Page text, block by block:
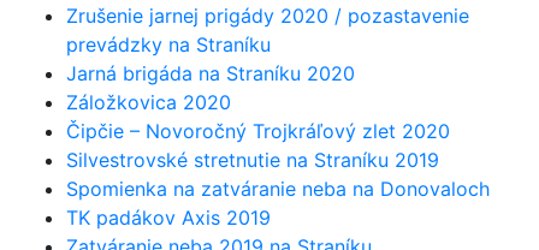
Zrušenie jarnej prigády 2020 / pozastavenie
prevádzky na Straníku
Jarná brigáda na Straníku 2020
Záložkovica 2020
Čipčie – Novoročný Trojkráľový zlet 2020
Silvestrovské stretnutie na Straníku 2019
Spomienka na zatváranie neba na Donovaloch
TK padákov Axis 2019